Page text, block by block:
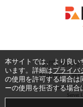
お問い合わせ
利用規約
商
Copyright © 1999-
Server
本サイトでは、より良い
います。詳細はプライバ
の使用を許可する場合は
ーの使用を拒否する場合